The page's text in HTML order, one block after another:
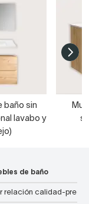
baño sin
lavabo y
de baño
relación calidad-precio